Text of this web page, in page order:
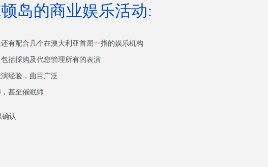
岛的商业娱乐活动:
有配合几个在澳大利亚首屈一指的娱乐机构
括採购及代您管理所有的表演
经验，曲目广泛
甚至催眠师
认